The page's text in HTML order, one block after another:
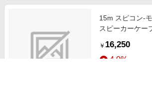
15m スピコン-
スピーカーケー
￥ 16,250
4.0%